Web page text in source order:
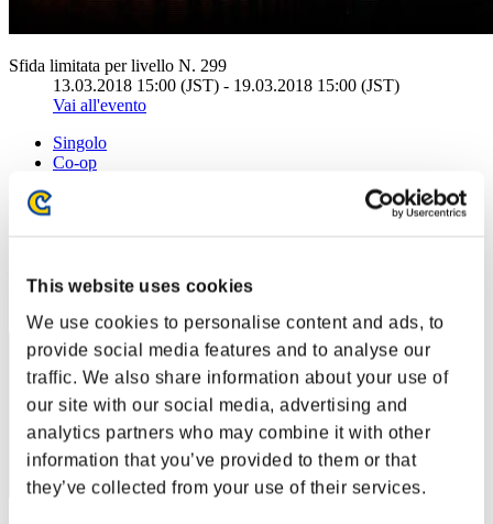
This website uses cookies
We use cookies to personalise content and ads, to
provide social media features and to analyse our
traffic. We also share information about your use of
our site with our social media, advertising and
analytics partners who may combine it with other
information that you’ve provided to them or that
they’ve collected from your use of their services.
Sfida limitata per livello N. 299
13.03.2018 15:00 (JST) - 19.03.2018 15:00 (JST)
Vai all'evento
Singolo
Co-op
(Le classifiche sono aggiornate ogni 6 ore)
Classifiche
Posizione